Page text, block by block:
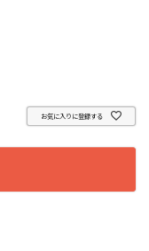
お気に入りに登録する